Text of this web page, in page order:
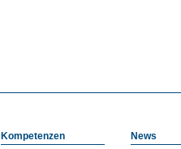
Kompetenzen
News